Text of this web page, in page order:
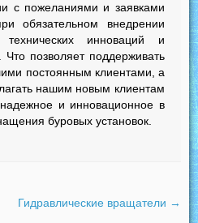
с пожеланиями и заявками
обязательном внедрении
технических инноваций и
Что позволяет поддерживать
постоянным клиентами, а
нашим новым клиентам
и инновационное в
буровых установок.
Гидравлические вращатели →